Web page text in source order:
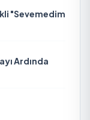
"Sevemedim